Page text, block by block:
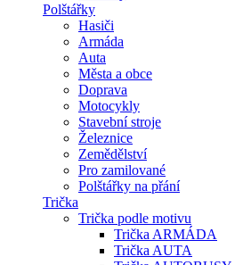
Polštářky
Hasiči
Armáda
Auta
Města a obce
Doprava
Motocykly
Stavební stroje
Železnice
Zemědělství
Pro zamilované
Polštářky na přání
Trička
Trička podle motivu
Trička ARMÁDA
Trička AUTA